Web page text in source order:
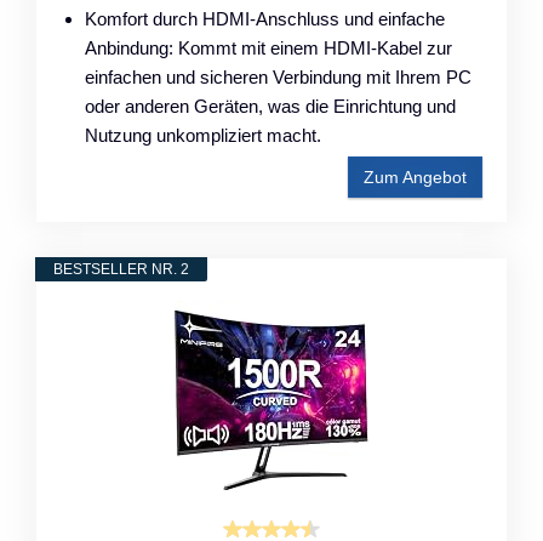
Komfort durch HDMI-Anschluss und einfache
Anbindung: Kommt mit einem HDMI-Kabel zur
einfachen und sicheren Verbindung mit Ihrem PC
oder anderen Geräten, was die Einrichtung und
Nutzung unkompliziert macht.
Zum Angebot
BESTSELLER NR. 2